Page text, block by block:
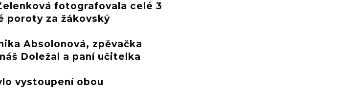
fotografovala celé 3
poroty za žákovský
Absolonová, zpěvačka
Doležal a paní učitelka
vystoupení obou